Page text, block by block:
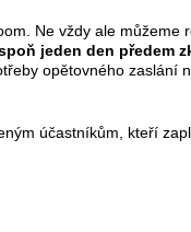
Ne vždy ale můžeme
jeden den předem
opětovného zaslání
účastníkům, kteří